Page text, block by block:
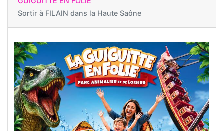
Sortir à FILAIN dans la Haute Saône